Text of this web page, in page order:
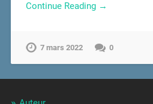
Continue Reading →
7 mars 2022 0